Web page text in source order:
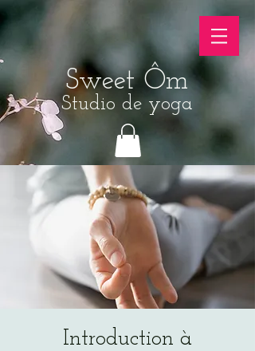
Sweet Ôm
Studio de yoga
Introduction à